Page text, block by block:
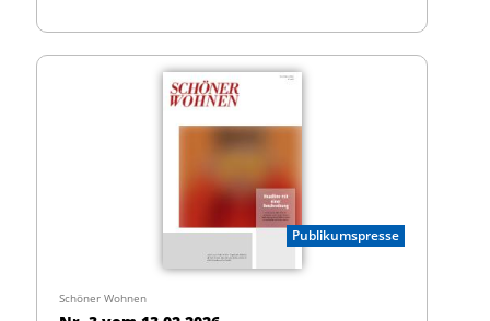
Publikumspresse
Schöner Wohnen